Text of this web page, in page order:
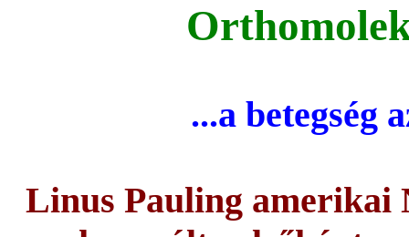
...a betegség
Linus Pauling amerikai